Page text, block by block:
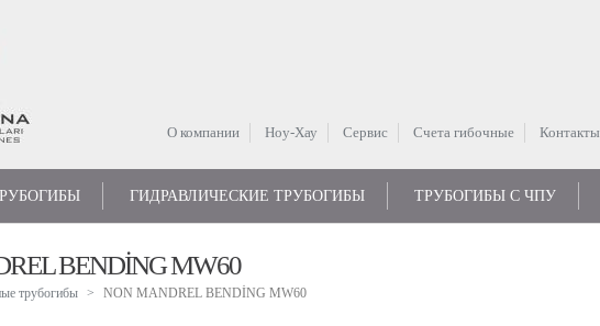
О компании Hоу-Хау Сервис Счета гибочные Контакты
ГИДРАВЛИЧЕСКИЕ ТРУБОГИБЫ ТРУБОГИБЫ С ЧПУ
BENDİNG MW60
трубогибы NON MANDREL BENDİNG MW60